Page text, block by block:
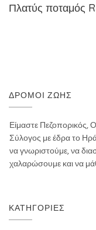
Πλατύς ποταμός
ΔΡΌΜΟΙ ΖΩΉΣ
Είμαστε Πεζοπορικός,
Σύλογος με έδρα το
να γνωριστούμε, να
χαλαρώσουμε και να
ΚΑΤΗΓΟΡΊΕΣ